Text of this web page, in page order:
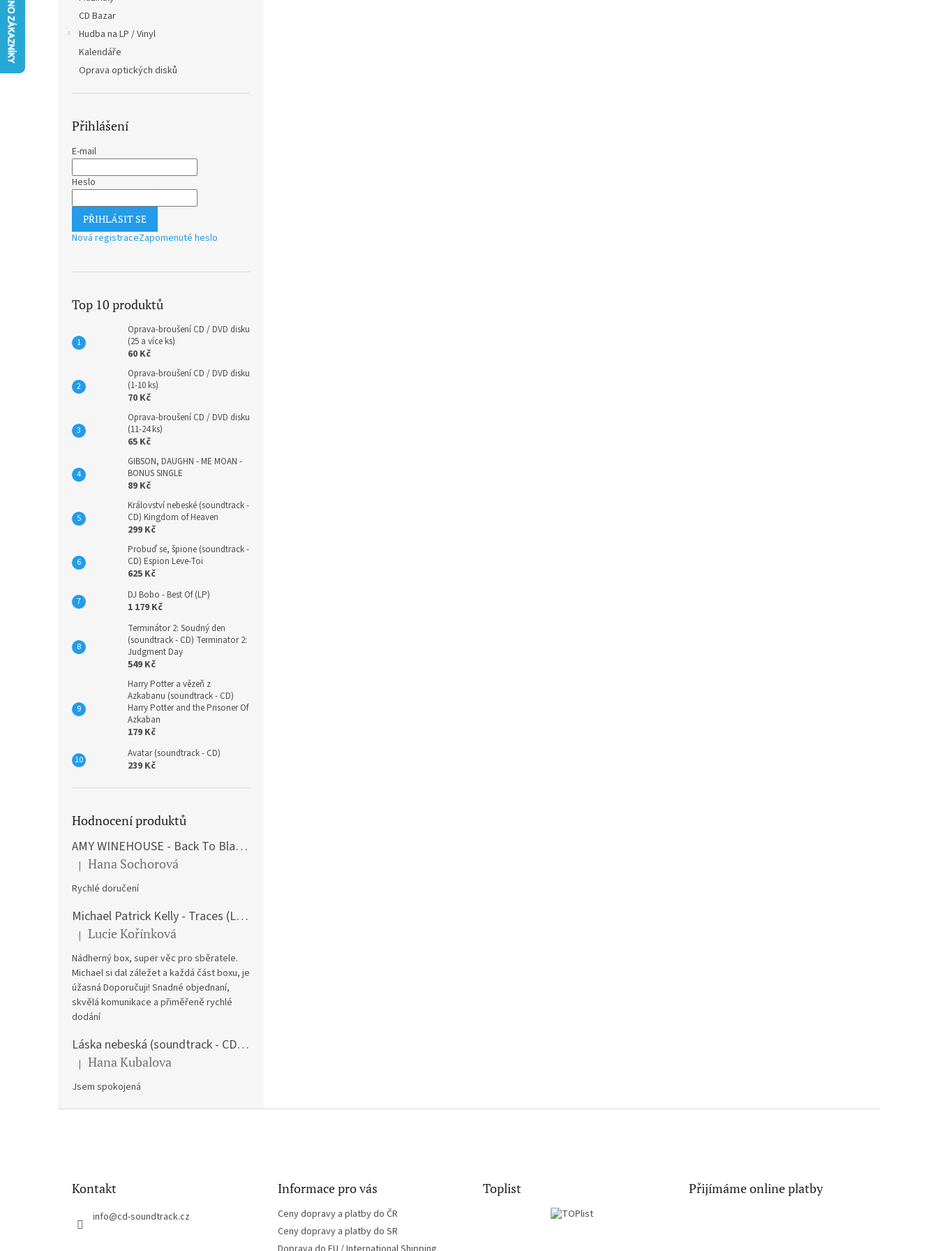
CD Bazar
Hudba na LP / Vinyl
Kalendáře
Oprava optických disků
Přihlášení
E-mail
Heslo
PŘIHLÁSIT SE
Nová registraceZapomenuté heslo
Top 10 produktů
Oprava-broušení CD / DVD disku
(25 a více ks)
60 Kč
Oprava-broušení CD / DVD disku
(1-10 ks)
70 Kč
Oprava-broušení CD / DVD disku
(11-24 ks)
65 Kč
GIBSON, DAUGHN - ME MOAN -
BONUS SINGLE
89 Kč
Království nebeské (soundtrack -
CD) Kingdom of Heaven
299 Kč
Probuď se, špione (soundtrack -
CD) Espion Leve-Toi
625 Kč
DJ Bobo - Best Of (LP)
1 179 Kč
Terminátor 2: Soudný den
(soundtrack - CD) Terminator 2:
Judgment Day
549 Kč
Harry Potter a vězeň z
Azkabanu (soundtrack - CD)
Harry Potter and the Prisoner Of
Azkaban
179 Kč
Avatar (soundtrack - CD)
239 Kč
Hodnocení produktů
AMY WINEHOUSE - Back To Black (LP)
Hodnocení produktu je 5 z 5 hvězdiček.
| Hana Sochorová
Rychlé doručení
Michael Patrick Kelly - Traces (Limited Edition) (Premium Box-Set) (LP)
Hodnocení produktu je 5 z 5 hvězdiček.
| Lucie Kořínková
Nádherný box, super věc pro sběratele.
Michael si dal záležet a každá část boxu, je
úžasná Doporučuji! Snadné objednaní,
skvělá komunikace a přiměřeně rychlé
dodání
Láska nebeská (soundtrack - CD) Love Actually
Hodnocení produktu je 5 z 5 hvězdiček.
| Hana Kubalova
Jsem spokojená
Kontakt
info@cd-soundtrack.cz
Informace pro vás
Ceny dopravy a platby do ČR
Ceny dopravy a platby do SR
Toplist Přijímáme online platby